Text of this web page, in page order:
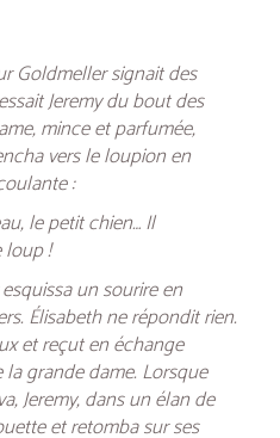
Goldmeller signait des
Jeremy du bout des
mince et parfumée,
vers le loupion en
:
le petit chien… Il
loup !
un sourire en
Élisabeth ne répondit rien.
et reçut en échange
grande dame. Lorsque
Jeremy, dans un élan de
et retomba sur ses